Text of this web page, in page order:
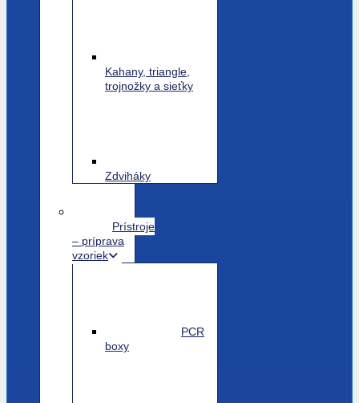
Kahany, triangle,
trojnožky a sieťky
Zdviháky
Prístroje
– príprava
vzoriek
PCR
boxy